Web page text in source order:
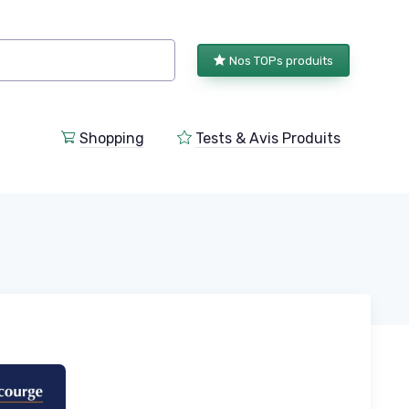
Nos TOPs produits
Shopping Tests & Avis Produits